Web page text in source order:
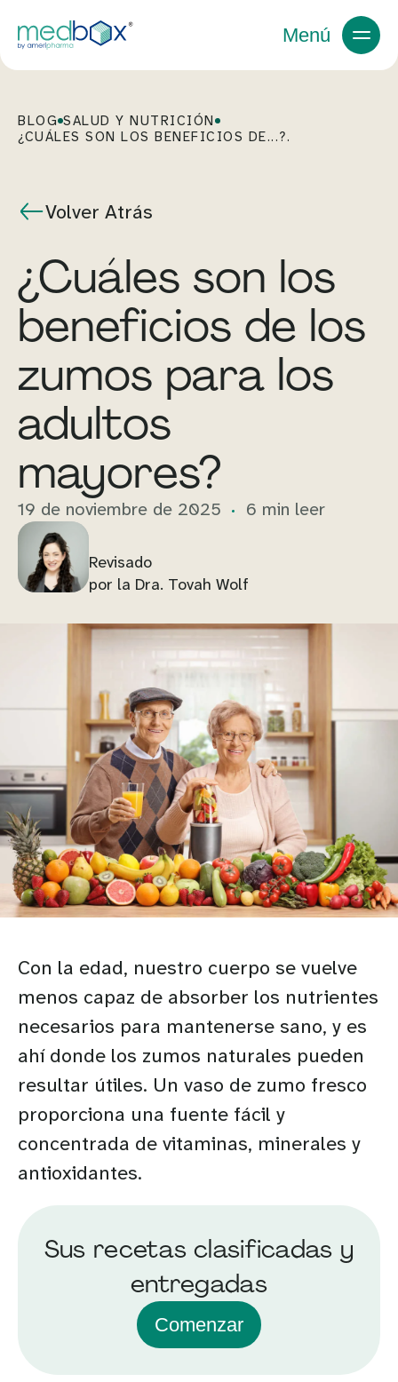
Menú
BLOG SALUD Y NUTRICIÓN
¿CUÁLES SON LOS BENEFICIOS DE...?.
Volver Atrás
¿Cuáles son los
beneficios de los
zumos para los
adultos
mayores?
19 de noviembre de 2025 6 min leer
Revisado
por la Dra. Tovah Wolf
Con la edad, nuestro cuerpo se vuelve
menos capaz de absorber los nutrientes
necesarios para mantenerse sano, y es
ahí donde los zumos naturales pueden
resultar útiles. Un vaso de zumo fresco
proporciona una fuente fácil y
concentrada de vitaminas, minerales y
antioxidantes.
Sus recetas clasificadas y
entregadas
Comenzar